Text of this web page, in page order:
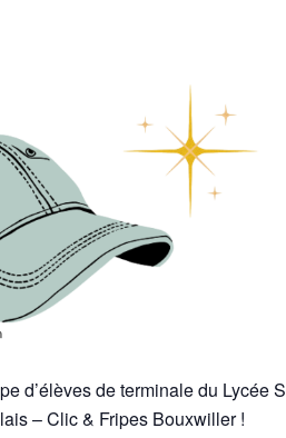
d’élèves de terminale du Lycée
– Clic & Fripes Bouxwiller!